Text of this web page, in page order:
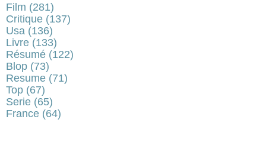
Film (281)
Critique (137)
Usa (136)
Livre (133)
Résumé (122)
Blop (73)
Resume (71)
Top (67)
Serie (65)
France (64)